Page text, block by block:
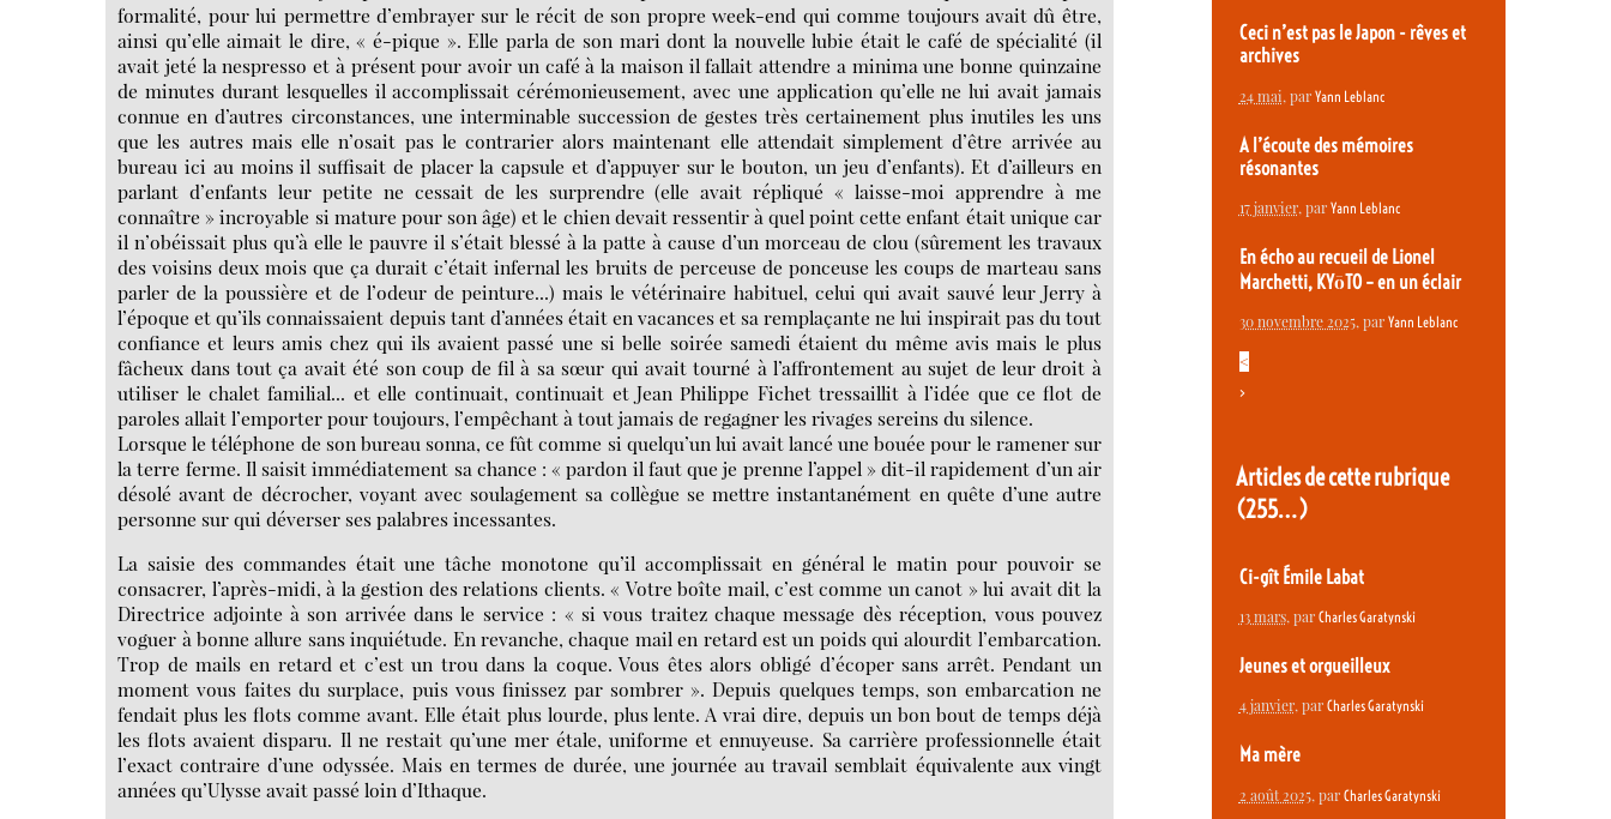
formalité, pour lui permettre d’embrayer sur le récit de son propre week-end qui comme toujours avait dû être,
ainsi qu’elle aimait le dire, « é-pique ». Elle parla de son mari dont la nouvelle lubie était le café de spécialité (il
avait jeté la nespresso et à présent pour avoir un café à la maison il fallait attendre a minima une bonne quinzaine
de minutes durant lesquelles il accomplissait cérémonieusement, avec une application qu’elle ne lui avait jamais
connue en d’autres circonstances, une interminable succession de gestes très certainement plus inutiles les uns
que les autres mais elle n’osait pas le contrarier alors maintenant elle attendait simplement d’être arrivée au
bureau ici au moins il suffisait de placer la capsule et d’appuyer sur le bouton, un jeu d’enfants). Et d’ailleurs en
parlant d’enfants leur petite ne cessait de les surprendre (elle avait répliqué « laisse-moi apprendre à me
connaître » incroyable si mature pour son âge) et le chien devait ressentir à quel point cette enfant était unique car
il n’obéissait plus qu’à elle le pauvre il s’était blessé à la patte à cause d’un morceau de clou (sûrement les travaux
des voisins deux mois que ça durait c’était infernal les bruits de perceuse de ponceuse les coups de marteau sans
parler de la poussière et de l’odeur de peinture...) mais le vétérinaire habituel, celui qui avait sauvé leur Jerry à
l’époque et qu’ils connaissaient depuis tant d’années était en vacances et sa remplaçante ne lui inspirait pas du tout
confiance et leurs amis chez qui ils avaient passé une si belle soirée samedi étaient du même avis mais le plus
fâcheux dans tout ça avait été son coup de fil à sa sœur qui avait tourné à l’affrontement au sujet de leur droit à
utiliser le chalet familial... et elle continuait, continuait et Jean Philippe Fichet tressaillit à l’idée que ce flot de
paroles allait l’emporter pour toujours, l’empêchant à tout jamais de regagner les rivages sereins du silence.
Lorsque le téléphone de son bureau sonna, ce fût comme si quelqu’un lui avait lancé une bouée pour le ramener sur
la terre ferme. Il saisit immédiatement sa chance : « pardon il faut que je prenne l’appel » dit-il rapidement d’un air
désolé avant de décrocher, voyant avec soulagement sa collègue se mettre instantanément en quête d’une autre
personne sur qui déverser ses palabres incessantes.
La saisie des commandes était une tâche monotone qu’il accomplissait en général le matin pour pouvoir se
consacrer, l’après-midi, à la gestion des relations clients. « Votre boîte mail, c’est comme un canot » lui avait dit la
Directrice adjointe à son arrivée dans le service : « si vous traitez chaque message dès réception, vous pouvez
voguer à bonne allure sans inquiétude. En revanche, chaque mail en retard est un poids qui alourdit l’embarcation.
Trop de mails en retard et c’est un trou dans la coque. Vous êtes alors obligé d’écoper sans arrêt. Pendant un
moment vous faites du surplace, puis vous finissez par sombrer ». Depuis quelques temps, son embarcation ne
fendait plus les flots comme avant. Elle était plus lourde, plus lente. A vrai dire, depuis un bon bout de temps déjà
les flots avaient disparu. Il ne restait qu’une mer étale, uniforme et ennuyeuse. Sa carrière professionnelle était
l’exact contraire d’une odyssée. Mais en termes de durée, une journée au travail semblait équivalente aux vingt
années qu’Ulysse avait passé loin d’Ithaque.
Ceci n’est pas le Japon - rêves et
archives
24 mai, par Yann Leblanc
A l’écoute des mémoires
résonantes
17 janvier, par Yann Leblanc
En écho au recueil de Lionel
Marchetti, KYōTO – en un éclair
30 novembre 2025, par Yann Leblanc
<
>
Articles de cette rubrique
(255…)
Ci-gît Émile Labat
13 mars, par Charles Garatynski
Jeunes et orgueilleux
4 janvier, par Charles Garatynski
Ma mère
2 août 2025, par Charles Garatynski